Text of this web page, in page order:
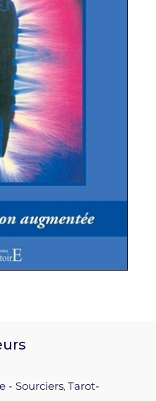
- Sourciers, Tarot-